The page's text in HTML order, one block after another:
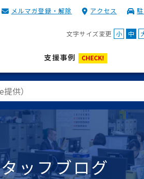
KIP | 公益財団法人 神奈
メルマガ登録・解除 アクセス
文字サイズ変更 小 中
支援事例 CHECK!
ッフブログ